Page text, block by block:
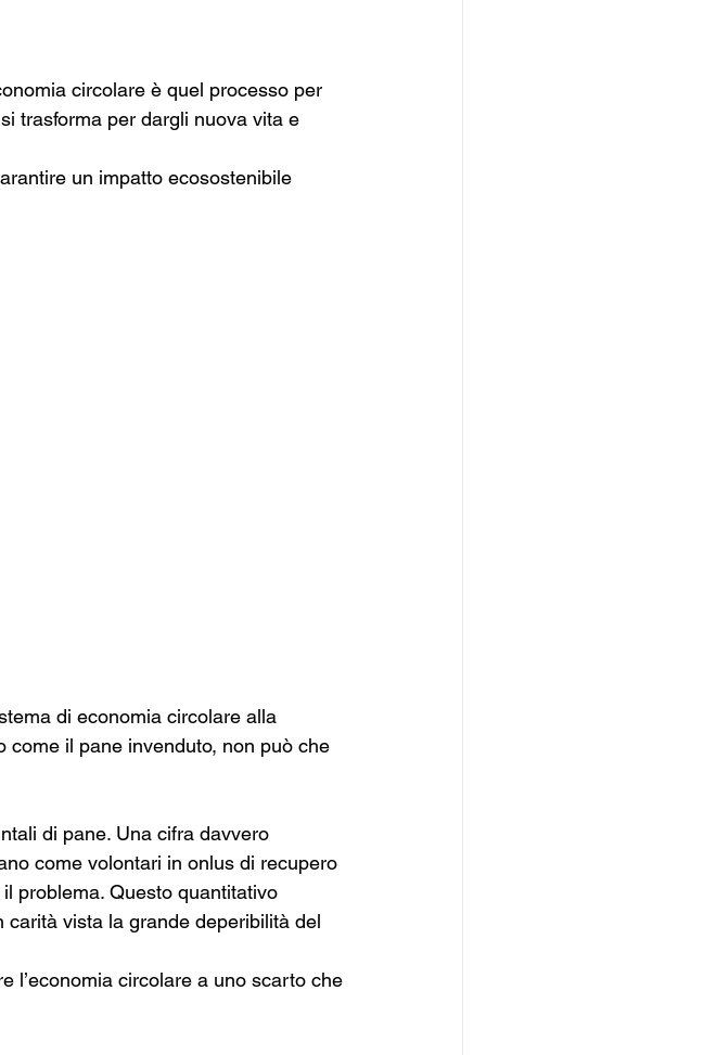
circolare è quel processo per
trasforma per dargli nuova vita e
un impatto ecosostenibile
di economia circolare alla
come il pane invenduto, non può che
di pane. Una cifra davvero
come volontari in onlus di recupero
problema. Questo quantitativo
vista la grande deperibilità del
l’economia circolare a uno scarto che